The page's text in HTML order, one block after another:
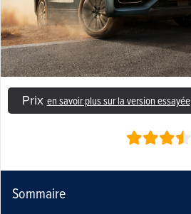
Prix en savoir plus sur la version essayée
Sommaire